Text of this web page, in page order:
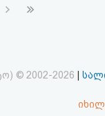
© 2002-2026